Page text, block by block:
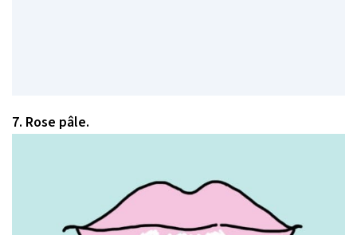
7. Rose pâle.